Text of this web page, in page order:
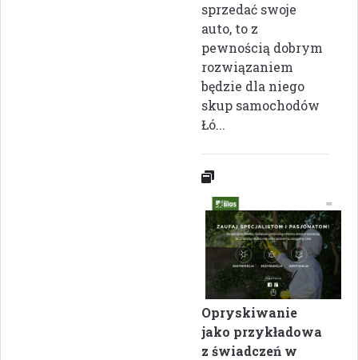
sprzedać swoje
auto, to z
pewnością dobrym
rozwiązaniem
będzie dla niego
skup samochodów
Łó...
Opryskiwanie
jako przykładowa
z świadczeń w